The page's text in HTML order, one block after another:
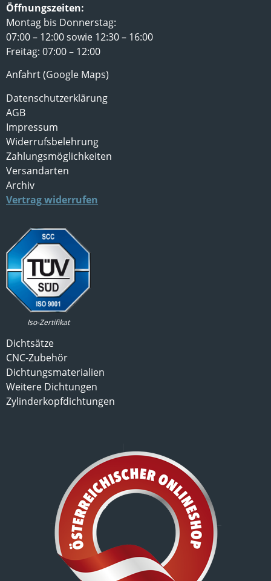
Öffnungszeiten:
Montag bis Donnerstag:
07:00 – 12:00 sowie 12:30 – 16:00
Freitag: 07:00 – 12:00
Anfahrt (Google Maps)
Datenschutzerklärung
AGB
Impressum
Widerrufsbelehrung
Zahlungsmöglichkeiten
Versandarten
Archiv
Vertrag widerrufen
Iso-Zertifikat
Dichtsätze
CNC-Zubehör
Dichtungsmaterialien
Weitere Dichtungen
Zylinderkopfdichtungen